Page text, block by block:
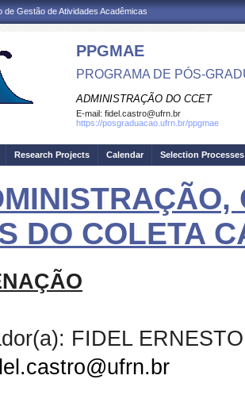
de Gestão de Atividades Acadêmicas
PPGMAE
PROGRAMA DE PÓS-
ADMINISTRAÇÃO DO CCET
E-mail: fidel.castro@ufrn.br
https://posgraduacao.ufrn.br/ppgmae
Research Projects Calendar Selection Processes
DO COLETA
FIDEL